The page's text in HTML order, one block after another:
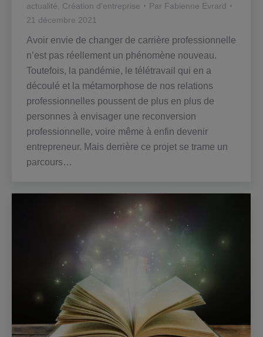
actualité Création d'entreprise Par Fabienne Evrard
21 décembre 2021
Avoir envie de changer de carrière professionnelle
n’est pas réellement un phénomène nouveau.
Toutefois, la pandémie, le télétravail qui en a
découlé et la métamorphose de nos relations
professionnelles poussent de plus en plus de
personnes à envisager une reconversion
professionnelle, voire même à enfin devenir
entrepreneur. Mais derrière ce projet se trame un
parcours…